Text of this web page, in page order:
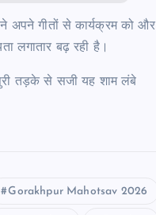
अपने गीतों से कार्यक्रम को और
लगातार बढ़ रही है।
तड़के से सजी यह शाम लंबे
Gorakhpur Mahotsav 2026